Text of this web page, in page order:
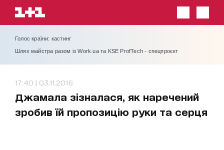
Голос країни: кастинг
Шлях майстра разом із Work.ua та KSE ProfTech - спецпроєкт
17:40 | 03.11.2016
Джамала зізналася, як наречений
зробив їй пропозицію руки та серця